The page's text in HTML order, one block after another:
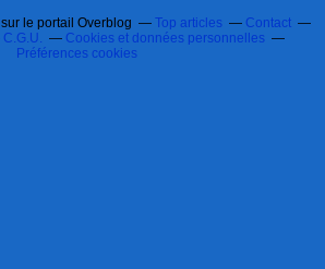
sur le portail Overblog Top articles
Contact
C.G.U.
Cookies et données personnelles
Préférences cookies